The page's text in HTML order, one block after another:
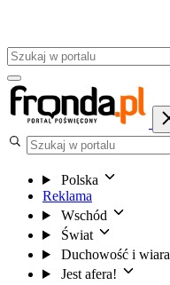
Polska
Reklama
Wschód
Świat
Duchowość i wiara
Jest afera!